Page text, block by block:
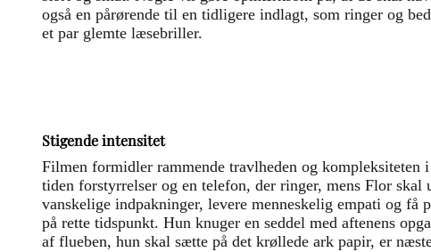
også en pårørende til en tidligere indlagt, som ringer og
et par glemte læsebriller.
Stigende intensitet
Filmen formidler rammende travlheden og kompleksiteten
tiden forstyrrelser og en telefon, der ringer, mens Flor skal
vanskelige indpakninger, levere menneskelig empati og få
på rette tidspunkt. Hun knuger en seddel med aftenens
af flueben, hun skal sætte på det krøllede ark papir, er